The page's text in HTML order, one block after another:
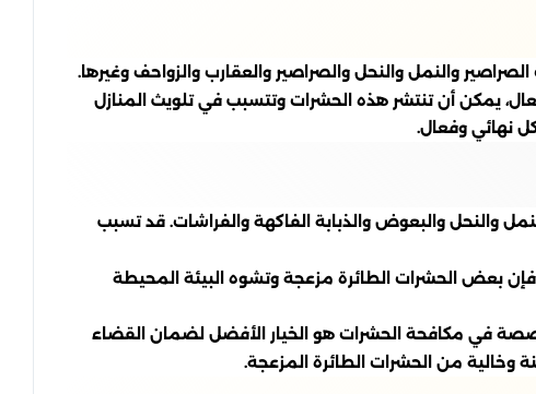
والنمل والنحل والصراصير والعقارب والزواحف وغيرها.
يمكن أن تنتشر هذه الحشرات وتتسبب في تلويث المنازل
نهائي وفعال.
والنحل والبعوض والذبابة الفاكهة والفراشات. قد تسبب
فإن بعض الحشرات الطائرة مزعجة وتشوه البيئة المحيطة
في مكافحة الحشرات هو الخيار الأفضل لضمان القضاء
من الحشرات الطائرة المزعجة.